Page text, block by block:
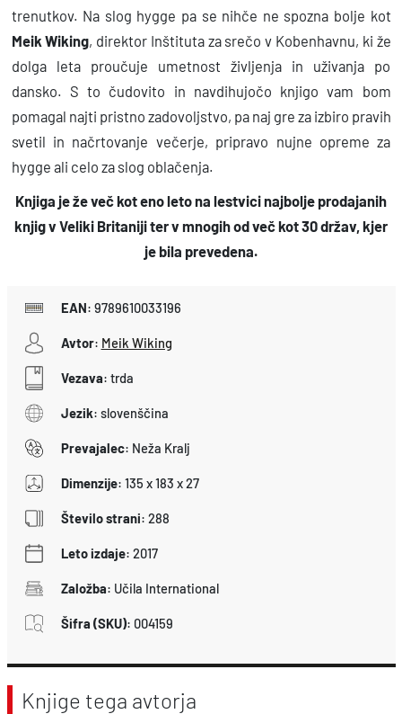
e
n
a
k
o
trenutkov. Na slog hygge pa se nihče ne spozna bolje kot
Meik Wiking, direktor Inštituta za srečo v Kobenhavnu, ki že
dolga leta proučuje umetnost življenja in uživanja po
dansko. S to čudovito in navdihujočo knjigo vam bom
pomagal najti pristno zadovoljstvo, pa naj gre za izbiro pravih
svetil in načrtovanje večerje, pripravo nujne opreme za
hygge ali celo za slog oblačenja.
Knjiga je že več kot eno leto na lestvici najbolje prodajanih
knjig v Veliki Britaniji ter v mnogih od več kot 30 držav, kjer
je bila prevedena.
EAN: 9789610033196
Avtor: Meik Wiking
Vezava: trda
Jezik: slovenščina
Prevajalec: Neža Kralj
Dimenzije: 135 x 183 x 27
Število strani: 288
Leto izdaje: 2017
Založba: Učila International
Šifra (SKU): 004159
Knjige tega avtorja